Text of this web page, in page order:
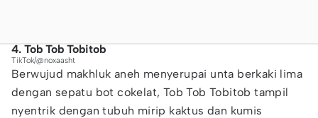
4. Tob Tob Tobitob
TikTok/@noxaasht
Berwujud makhluk aneh menyerupai unta berkaki lima
dengan sepatu bot cokelat, Tob Tob Tobitob tampil
nyentrik dengan tubuh mirip kaktus dan kumis